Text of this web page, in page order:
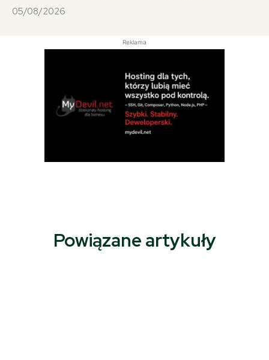
05/08/2026
Reklama
Powiązane artykuły